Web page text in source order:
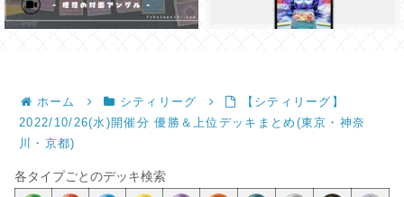
ホーム シティリーグ
【シティリーグ】
2022/10/26(水)開催分 優勝＆上位デッキまとめ(東京・神奈
川・京都)
各タイプごとのデッキ検索